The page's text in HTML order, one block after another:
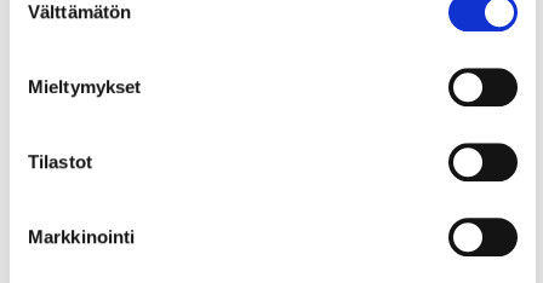
valinta
Välttämätön
Mieltymykset
Tilastot
Markkinointi